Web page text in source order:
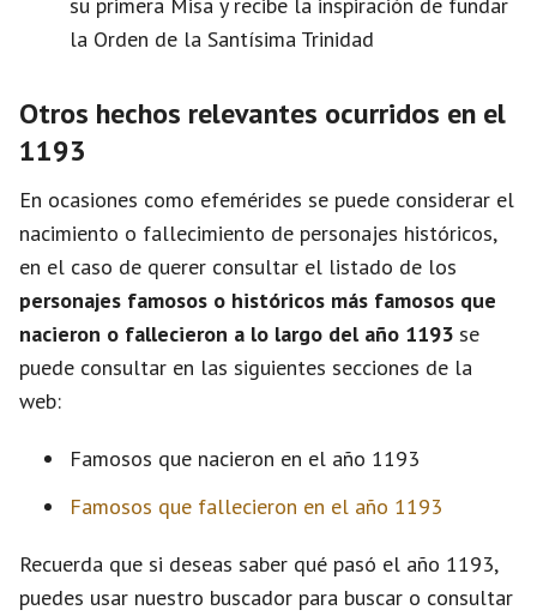
la Orden de la Santísima Trinidad
Otros hechos relevantes ocurridos en el
1193
En ocasiones como efemérides se puede considerar el
nacimiento o fallecimiento de personajes históricos,
en el caso de querer consultar el listado de los
personajes famosos o históricos más famosos que
nacieron o fallecieron a lo largo del año 1193 se
puede consultar en las siguientes secciones de la
web:
Famosos que nacieron en el año 1193
Famosos que fallecieron en el año 1193
Recuerda que si deseas saber qué pasó el año 1193,
puedes usar nuestro buscador para buscar o consultar